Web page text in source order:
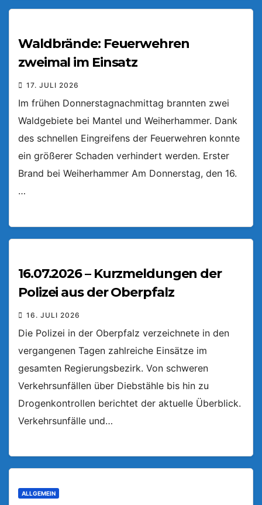
Waldbrände: Feuerwehren
zweimal im Einsatz
17. JULI 2026
Im frühen Donnerstagnachmittag brannten zwei
Waldgebiete bei Mantel und Weiherhammer. Dank
des schnellen Eingreifens der Feuerwehren konnte
ein größerer Schaden verhindert werden. Erster
Brand bei Weiherhammer Am Donnerstag, den 16.
…
16.07.2026 – Kurzmeldungen der
Polizei aus der Oberpfalz
16. JULI 2026
Die Polizei in der Oberpfalz verzeichnete in den
vergangenen Tagen zahlreiche Einsätze im
gesamten Regierungsbezirk. Von schweren
Verkehrsunfällen über Diebstähle bis hin zu
Drogenkontrollen berichtet der aktuelle Überblick.
Verkehrsunfälle und…
ALLGEMEIN